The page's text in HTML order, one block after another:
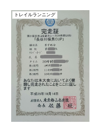
トレイルランニング